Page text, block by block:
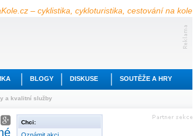
– cyklistika, cykloturistika, cestování na kole
BLOGY DISKUSE SOUTĚŽE A HRY
a kvalitní služby
Chci: